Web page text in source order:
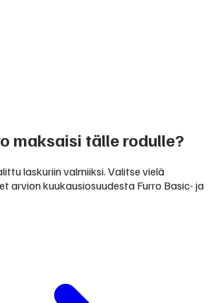
maksaisi tälle rodulle?
laskuriin valmiiksi. Valitse vielä
arvion kuukausiosuudesta Furro Basic- ja